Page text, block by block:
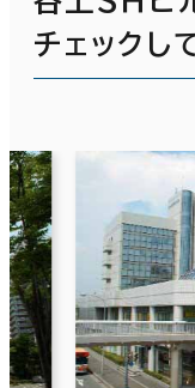
チェックし